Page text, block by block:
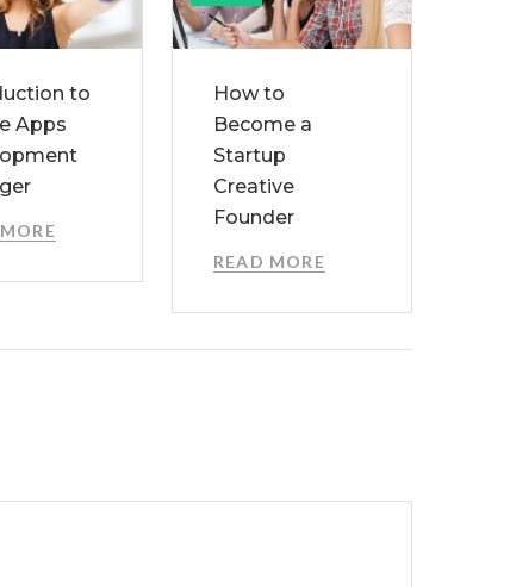
to
Apps
How to
Become a
Startup
Creative
Founder
READ MORE